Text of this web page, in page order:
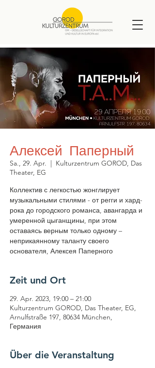
Алексей Паперный
Sa., 29. Apr.
  |
Kulturzentrum GOROD, Das
Theater, EG
Коллектив с легкостью жонглирует
музыкальными стилями - от регги и хард-
рока до городского романса, авангарда и
умеренной цыганщины, при этом
оставаясь верным только одному –
неприкаянному таланту своего
основателя, Алексея Паперного
Zeit und Ort
29. Apr. 2023, 19:00 – 21:00
Kulturzentrum GOROD, Das Theater, EG,
Arnulfstraße 197, 80634 München,
Германия
Über die Veranstaltung